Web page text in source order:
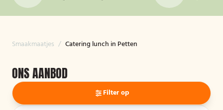
Smaakmaatjes / Catering lunch in Petten
ONS AANBOD
Filter op